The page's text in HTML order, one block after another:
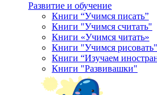
Развитие и обучение
Книги “Учимся писать”
Книги "Учимся считать"
Книги «Учимся читать»
Книги "Учимся рисовать"
Книги “Изучаем
Книги "Развивашки"